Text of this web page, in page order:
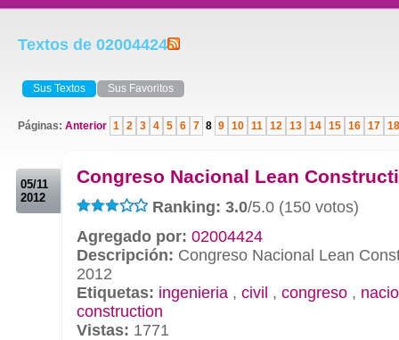
Textos de 02004424
Sus Textos Sus Favoritos
Páginas: Anterior 1 2 3 4 5 6 7 8 9 10 11 12 13 14 15 16 17 18
05/11
2012
Congreso Nacional Lean
Ranking: 3.0/5.0 (150 votos)
Agregado por: 02004424
Descripción: Congreso Nacional Lean
2012
Etiquetas: ingenieria , civil , congreso ,
construction
Vistas: 1771